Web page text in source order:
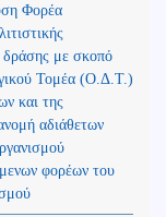
Φορέα
δράσης με σκοπό
Τομέα (Ο.Δ.Τ.)
και της
αδιάθετων
φορέων του